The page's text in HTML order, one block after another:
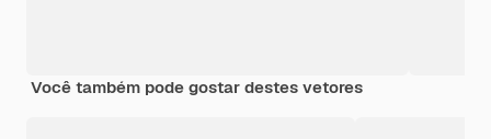
Você também pode gostar destes vetores